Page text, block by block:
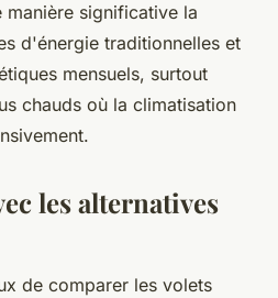
significative la
d'énergie traditionnelles et
mensuels, surtout
chauds où la climatisation
les alternatives
de comparer les volets